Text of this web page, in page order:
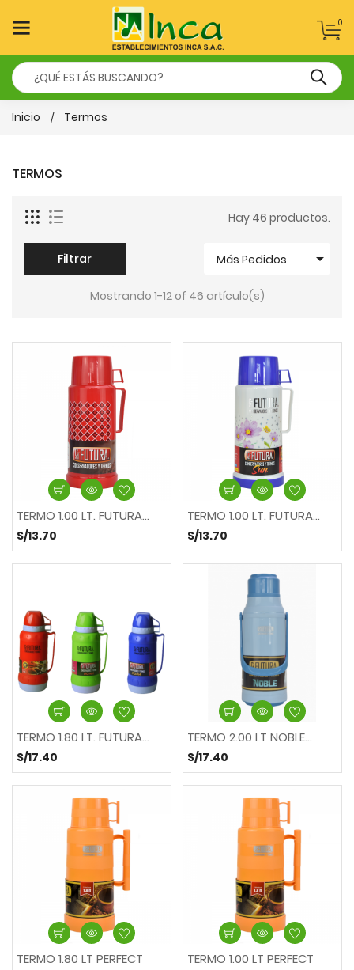
0
Inicio Termos
TERMOS
Hay 46 productos.
Más Pedidos 
Filtrar
Mostrando 1-12 of 46 artículo(s)
TERMO 1.00 LT. FUTURA...
S/13.70
TERMO 1.00 LT. FUTURA...
S/13.70
TERMO 1.80 LT. FUTURA...
S/17.40
TERMO 2.00 LT NOBLE...
S/17.40
TERMO 1.80 LT PERFECT TERMO 1.00 LT PERFECT